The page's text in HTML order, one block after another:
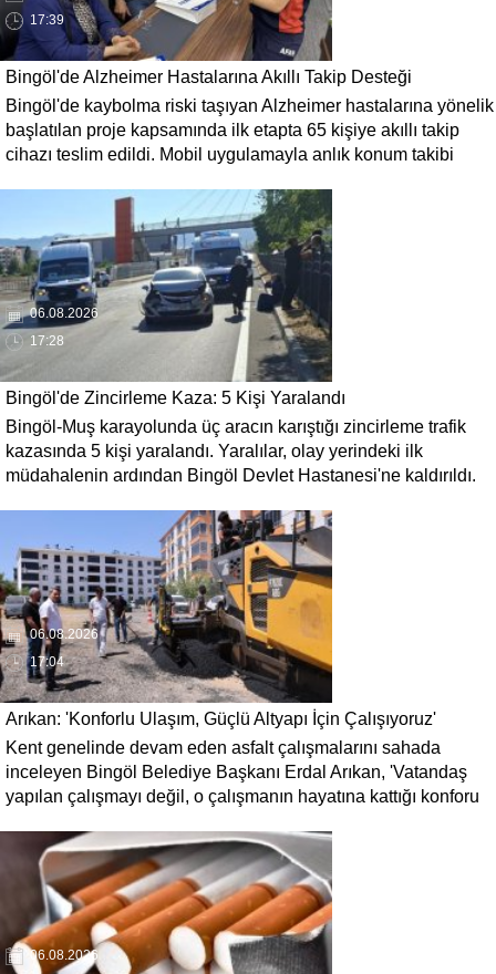
17:39
Bingöl'de Alzheimer Hastalarına Akıllı Takip Desteği
Bingöl'de kaybolma riski taşıyan Alzheimer hastalarına yönelik
başlatılan proje kapsamında ilk etapta 65 kişiye akıllı takip
cihazı teslim edildi. Mobil uygulamayla anlık konum takibi
daha kısa sürede ulaşılmasını sağlaması hedefleniyor.
06.08.2026
17:28
Bingöl'de Zincirleme Kaza: 5 Kişi Yaralandı
Bingöl-Muş karayolunda üç aracın karıştığı zincirleme trafik
kazasında 5 kişi yaralandı. Yaralılar, olay yerindeki ilk
müdahalenin ardından Bingöl Devlet Hastanesi'ne kaldırıldı.
06.08.2026
17:04
Arıkan: 'Konforlu Ulaşım, Güçlü Altyapı İçin Çalışıyoruz'
Kent genelinde devam eden asfalt çalışmalarını sahada
inceleyen Bingöl Belediye Başkanı Erdal Arıkan, 'Vatandaş
yapılan çalışmayı değil, o çalışmanın hayatına kattığı konforu
çözümleri öncelediklerini söyledi. Arıkan, bu sezon yaklaşık 40
bin ton asfalt serimi gerçekleştirileceğini belirtti.
06.08.2026